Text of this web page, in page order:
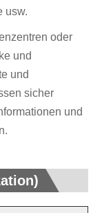
usw.
oder
und
und
sicher
und